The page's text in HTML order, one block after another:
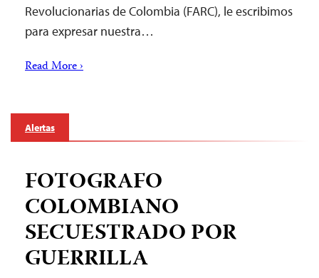
Revolucionarias de Colombia (FARC), le escribimos
para expresar nuestra…
Read More ›
Alertas
FOTOGRAFO
COLOMBIANO
SECUESTRADO POR
GUERRILLA